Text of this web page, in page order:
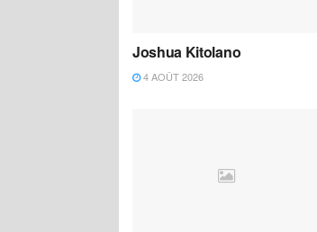
Joshua Kitolano
4 AOÛT 2026